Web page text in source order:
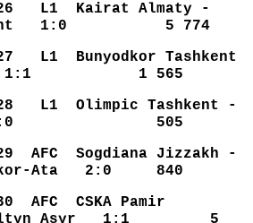
L1 Kairat Almaty -
1:0 5 774
L1 Bunyodkor Tashkent
1:1 1 565
L1 Olimpic Tashkent -
1:0 505
AFC Sogdiana Jizzakh -
Ata 2:0 840
AFC CSKA Pamir
Altyn Asyr 1:1 5